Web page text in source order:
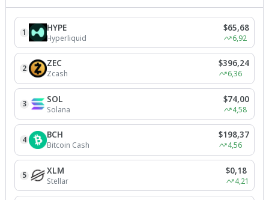
1 HYPE
Hyperliquid
$65,68
6,92
2 ZEC
Zcash
$396,24
6,36
3 SOL
Solana
$74,00
4,58
4 BCH
Bitcoin Cash
$198,37
4,56
5 XLM
Stellar
$0,18
4,21